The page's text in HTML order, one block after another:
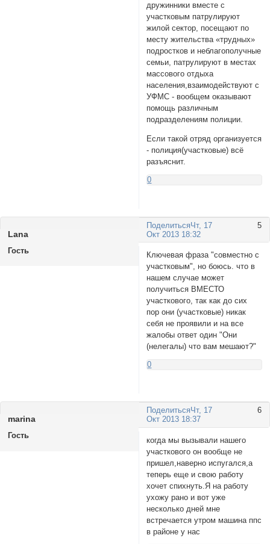
дружинники вместе с
участковым патрулируют
жилой сектор, посещают по
месту жительства «трудных»
подростков и неблагополучные
семьи, патрулируют в местах
массового отдыха
населения,взаимодействуют с
УФМС - вообщем оказывают
помощь различным
подразделениям полиции.
Если такой отряд организуется
- полиция(участковые) всё
разъяснит.
0
Поделиться 5
Чт, 17
Окт 2013 18:32
Lanа
Гость
Ключевая фраза "совместно с
участковым", но боюсь. что в
нашем случае может
получиться ВМЕСТО
участкового, так как до сих
пор они (участковые) никак
себя не проявили и на все
жалобы ответ один "Они
(нелегалы) что вам мешают?"
0
Поделиться 6
Чт, 17
Окт 2013 18:37
marinа
Гость
когда мы вызывали нашего
участкового он вообще не
пришел,наверно испугался,а
теперь еще и свою работу
хочет спихнуть.Я на работу
ухожу рано и вот уже
несколько дней мне
встречается утром машина ппс
в районе у нас